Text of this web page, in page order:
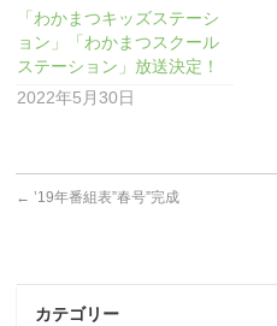
「わかまつキッズステーシ
ョン」「わかまつスクール
ステーション」放送決定！
2022年5月30日
← ’19年番組表”春号”完成
カテゴリー